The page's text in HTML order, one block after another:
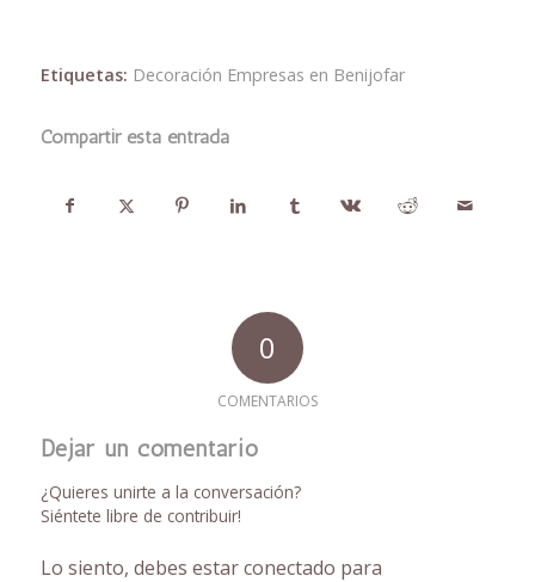
Etiquetas: Decoración Empresas en Benijofar
Compartir esta entrada
0
COMENTARIOS
Dejar un comentario
¿Quieres unirte a la conversación?
Siéntete libre de contribuir!
Lo siento, debes estarconectado para